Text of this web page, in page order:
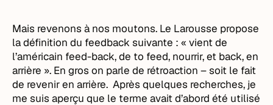
Mais revenons à nos moutons. Le Larousse propose
la définition du feedback suivante : « vient de
l’américain feed-back, de to feed, nourrir, et back, en
arrière ». En gros on parle de rétroaction – soit le fait
de revenir en arrière. Après quelques recherches, je
me suis aperçu que le terme avait d’abord été utilisé